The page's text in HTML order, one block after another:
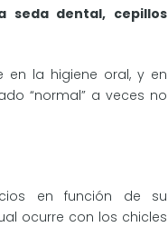
seda dental, cepillos
en la higiene oral, y en
“normal” a veces no
en función de su
ocurre con los chicles